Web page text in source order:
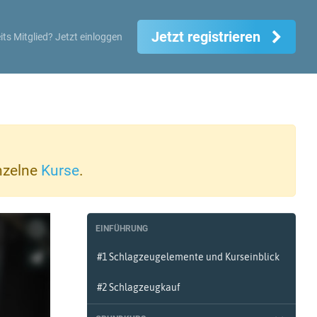
Mitglied? Jetzt einloggen Jetzt registrieren
Kurse.
EINFÜHRUNG
#1 Schlagzeugelemente und Kurseinblick
#2 Schlagzeugkauf